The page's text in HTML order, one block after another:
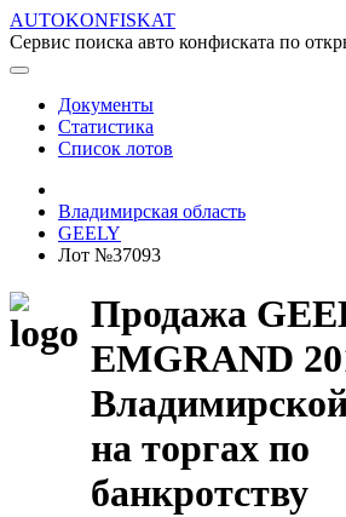
AUTOKONFISKAT
Сервис поиска авто конфиската по
Документы
Статистика
Список лотов
Владимирская область
GEELY
Лот №37093
Продажа
EMGRAND
на торгах по
банкротству